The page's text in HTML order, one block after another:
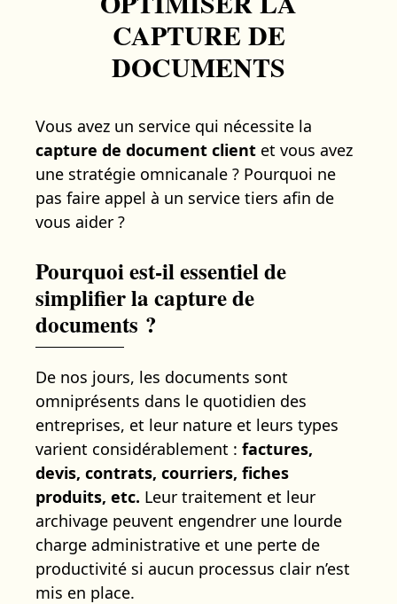
CAPTURE DE
DOCUMENTS
Vous avez un service qui nécessite la
capture de document client et vous avez
une stratégie omnicanale ? Pourquoi ne
pas faire appel à un service tiers afin de
vous aider ?
Pourquoi est-il essentiel de
simplifier la capture de
documents ?
De nos jours, les documents sont
omniprésents dans le quotidien des
entreprises, et leur nature et leurs types
varient considérablement : factures,
devis, contrats, courriers, fiches
produits, etc. Leur traitement et leur
archivage peuvent engendrer une lourde
charge administrative et une perte de
productivité si aucun processus clair n’est
mis en place.